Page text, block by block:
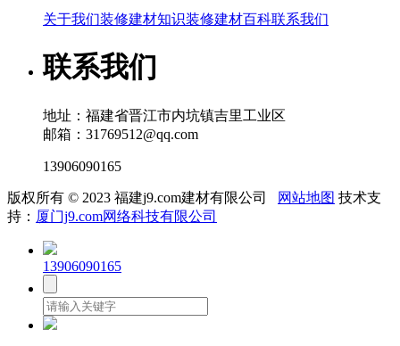
关于我们装修建材知识装修建材百科联系我们
联系我们
地址：福建省晋江市内坑镇吉里工业区
邮箱：31769512@qq.com
13906090165
版权所有 © 2023 福建j9.com建材有限公司 网站地图 技术支
持： 厦门j9.com网络科技有限公司
13906090165